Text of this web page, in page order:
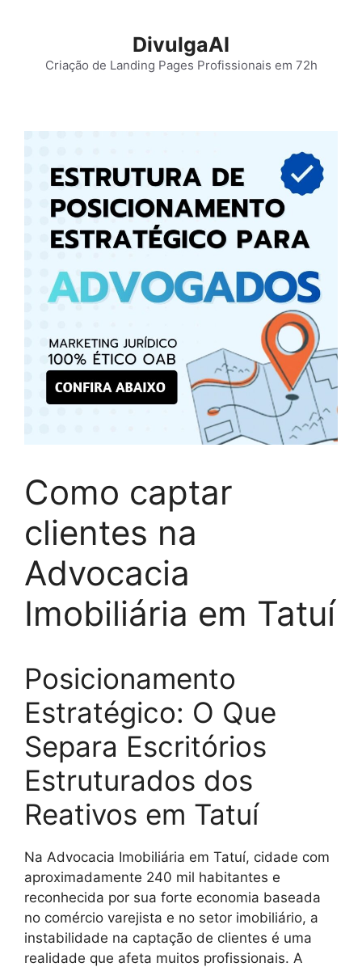
conteúdo
DivulgaAI
Criação de Landing Pages Profissionais em 72h
Como captar
clientes na
Advocacia
Imobiliária em Tatuí
Posicionamento
Estratégico: O Que
Separa Escritórios
Estruturados dos
Reativos em Tatuí
Na Advocacia Imobiliária em Tatuí, cidade com
aproximadamente 240 mil habitantes e
reconhecida por sua forte economia baseada
no comércio varejista e no setor imobiliário, a
instabilidade na captação de clientes é uma
realidade que afeta muitos profissionais. A